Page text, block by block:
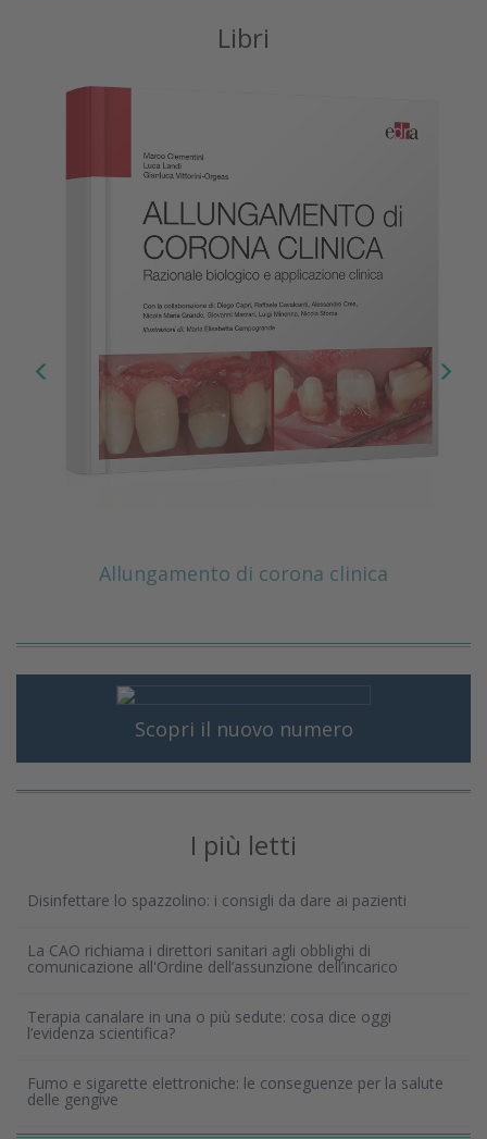
Libri
Allungamento di corona clinica
Scopri il nuovo numero
I più letti
Disinfettare lo spazzolino: i consigli da dare ai pazienti
La CAO richiama i direttori sanitari agli obblighi di
comunicazione all'Ordine dell’assunzione dell’incarico
Terapia canalare in una o più sedute: cosa dice oggi
l’evidenza scientifica?
Fumo e sigarette elettroniche: le conseguenze per la salute
delle gengive